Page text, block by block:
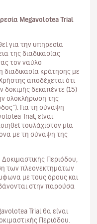
Megavolotea Trial
για την υπηρεσία
της διαδικασίας
τον ναύλο
διαδικασία κράτησης με
αποδέχεται ότι
δεκαπέντε (15)
ολοκλήρωση της
Για τη σύναψη
Trial, είναι
τουλάχιστον μία
με τη σύναψη της
Περιόδου,
των πλεονεκτημάτων
με τους όρους και
στην παρούσα
Trial θα είναι
Περιόδου.